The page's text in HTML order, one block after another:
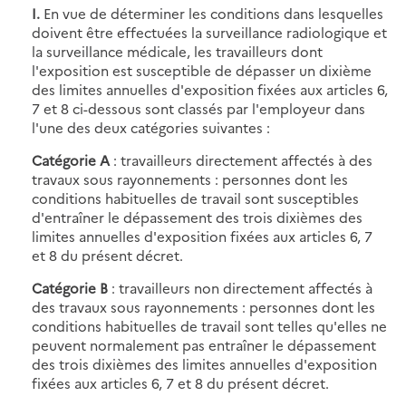
I. En vue de déterminer les conditions dans lesquelles
doivent être effectuées la surveillance radiologique et
la surveillance médicale, les travailleurs dont
l'exposition est susceptible de dépasser un dixième
des limites annuelles d'exposition fixées aux articles 6,
7 et 8 ci-dessous sont classés par l'employeur dans
l'une des deux catégories suivantes :
Catégorie A : travailleurs directement affectés à des
travaux sous rayonnements : personnes dont les
conditions habituelles de travail sont susceptibles
d'entraîner le dépassement des trois dixièmes des
limites annuelles d'exposition fixées aux articles 6, 7
et 8 du présent décret.
Catégorie B : travailleurs non directement affectés à
des travaux sous rayonnements : personnes dont les
conditions habituelles de travail sont telles qu'elles ne
peuvent normalement pas entraîner le dépassement
des trois dixièmes des limites annuelles d'exposition
fixées aux articles 6, 7 et 8 du présent décret.